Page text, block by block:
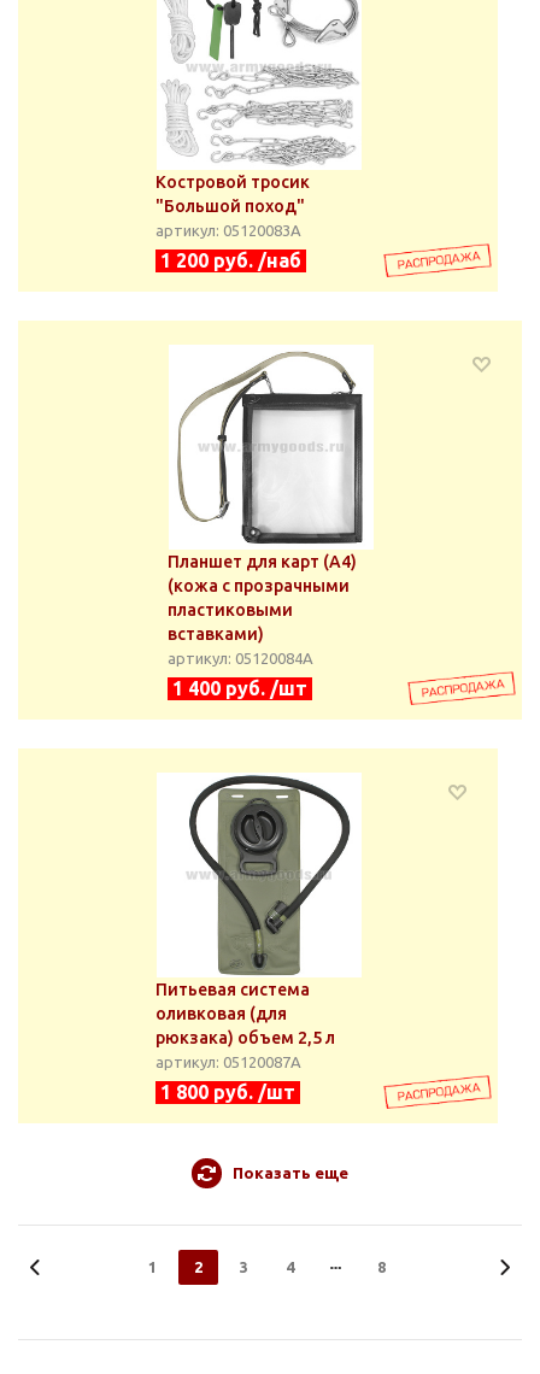
Костровой тросик
"Большой поход"
артикул: 05120083А
1 200 руб. /наб
Планшет для карт (А4)
(кожа с прозрачными
пластиковыми
вставками)
артикул: 05120084А
1 400 руб. /шт
Питьевая система
оливковая (для
рюкзака) объем 2,5 л
артикул: 05120087А
1 800 руб. /шт
Показать еще
1 2 3 4 8